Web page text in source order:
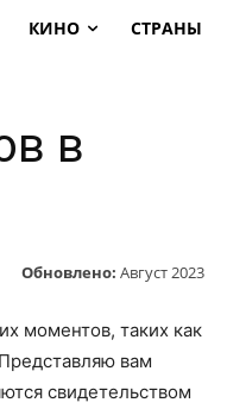
КИНО СТРАНЫ
в
Обновлено: Август 2023
моментов, таких как
вам
свидетельством